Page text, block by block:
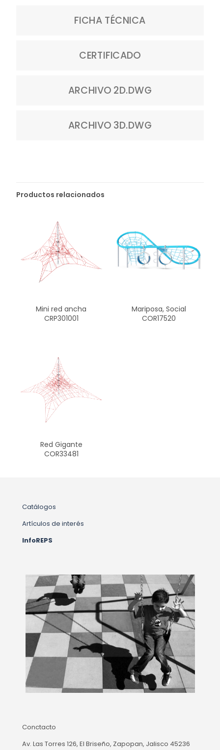
FICHA TÉCNICA
CERTIFICADO
ARCHIVO 2D.DWG
ARCHIVO 3D.DWG
Productos relacionados
Mini red ancha
CRP301001
Mariposa, Social
COR17520
Red Gigante
COR33481
Catálogos
Artículos de interés
InfoREPS
Conctacto
Av. Las Torres 126, El Briseño, Zapopan, Jalisco 45236